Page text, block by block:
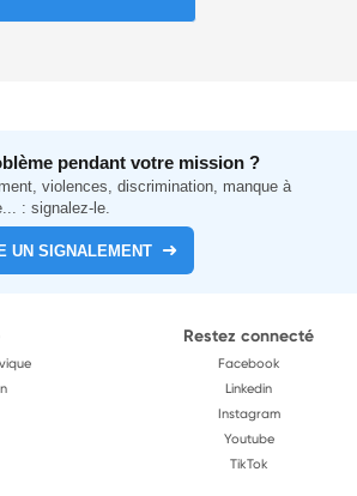
pendant votre mission ?
violences, discrimination, manque à
: signalez-le.
UN SIGNALEMENT
Restez connecté
Facebook
Linkedin
Instagram
Youtube
TikTok